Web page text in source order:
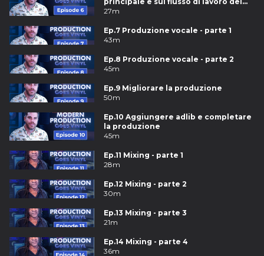
loop
27m
Ep.7 Produzione vocale - parte 1
43m
Ep.8 Produzione vocale - parte 2
45m
Ep.9 Migliorare la produzione
50m
Ep.10 Aggiungere adlib e completare
la produzione
45m
Ep.11 Mixing - parte 1
28m
Ep.12 Mixing - parte 2
30m
Ep.13 Mixing - parte 3
21m
Ep.14 Mixing - parte 4
36m